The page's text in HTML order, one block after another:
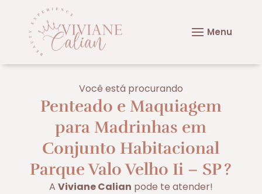
Você está procurando
Penteado e Maquiagem
para Madrinhas em
Conjunto Habitacional
Parque Valo Velho Ii – SP?
A Viviane Calian pode te atender!